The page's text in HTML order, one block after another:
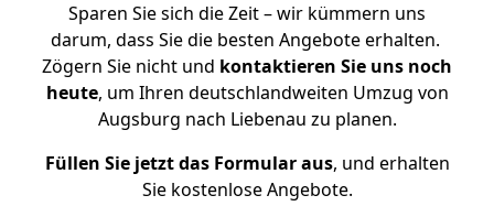
Sparen Sie sich die Zeit – wir kümmern uns
darum, dass Sie die besten Angebote erhalten.
Zögern Sie nicht und kontaktieren Sie uns noch
heute, um Ihren deutschlandweiten Umzug von
Augsburg nach Liebenau zu planen.
Füllen Sie jetzt das Formular aus, und erhalten
Sie kostenlose Angebote.